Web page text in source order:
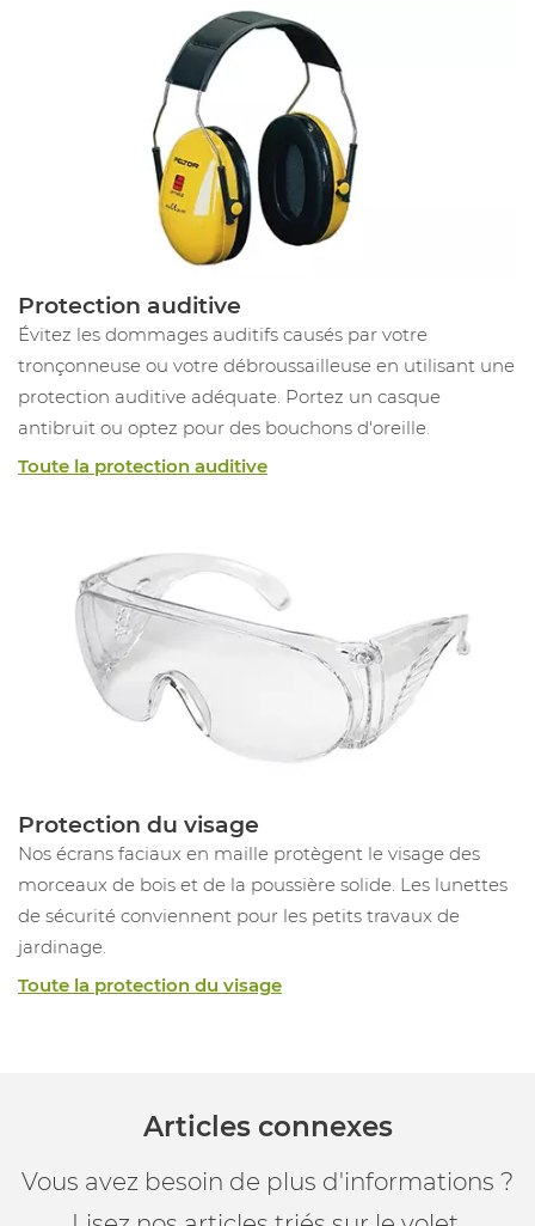
Protection auditive
Évitez les dommages auditifs causés par votre
tronçonneuse ou votre débroussailleuse en utilisant une
protection auditive adéquate. Portez un casque
antibruit ou optez pour des bouchons d'oreille.
Toute la protection auditive
Protection du visage
Nos écrans faciaux en maille protègent le visage des
morceaux de bois et de la poussière solide. Les lunettes
de sécurité conviennent pour les petits travaux de
jardinage.
Toute la protection du visage
Articles connexes
Vous avez besoin de plus d'informations ?